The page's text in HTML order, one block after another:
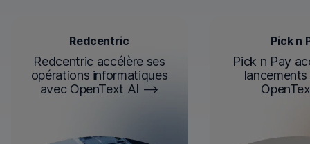
Redcentric
Redcentric accélère ses
opérations informatiques
avec OpenText AI
Pick n
Pick n Pay